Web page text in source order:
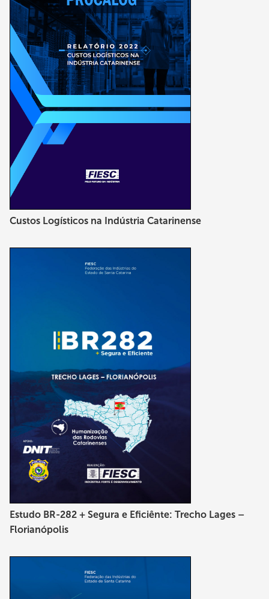
Custos Logísticos na Indústria Catarinense
Estudo BR-282 + Segura e Eficiênte: Trecho Lages –
Florianópolis